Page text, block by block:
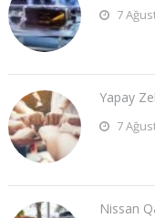
7
Yapay
7
Nissan